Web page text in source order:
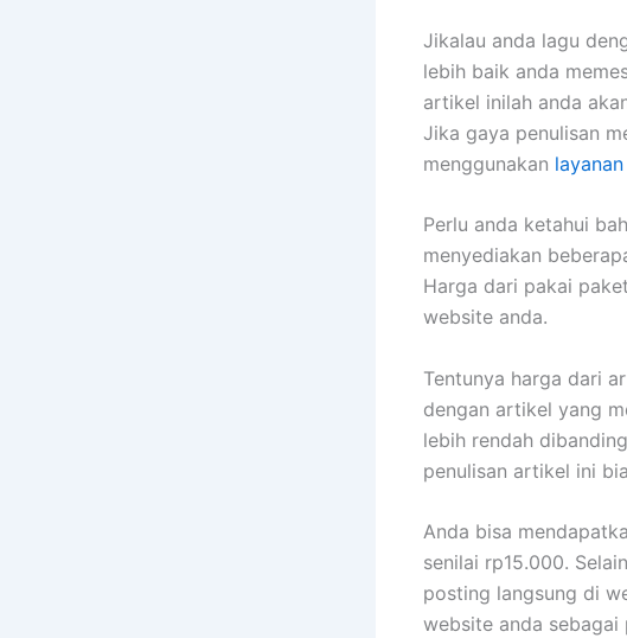
Jikalau anda lagu
lebih baik anda
artikel inilah anda
Jika gaya penulisan
menggunakan
Perlu anda ketahui
menyediakan
Harga dari pakai
website anda.
Tentunya harga dari
dengan artikel yang
lebih rendah
penulisan artikel ini
Anda bisa
senilai rp15.000.
posting langsung di
website anda sebagai